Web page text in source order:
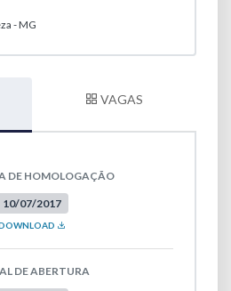
- MG
VAGAS
10/07/2017
DE HOMOLOGAÇÃO
DE ABERTURA